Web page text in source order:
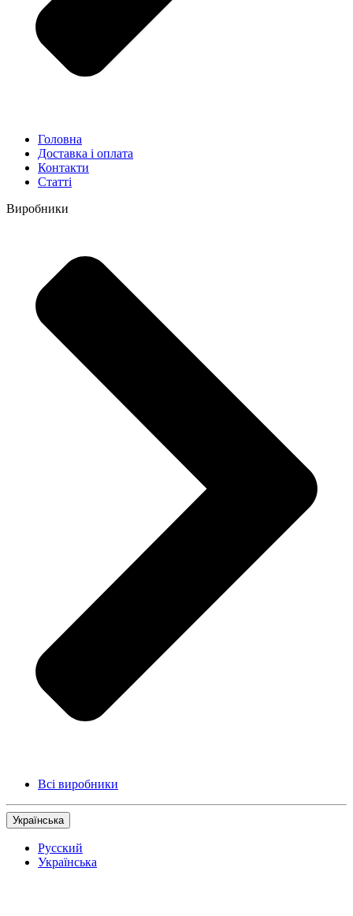
Головна
Доставка і оплата
Контакти
Статті
Виробники
Всі виробники
Українська
Русский
Українська